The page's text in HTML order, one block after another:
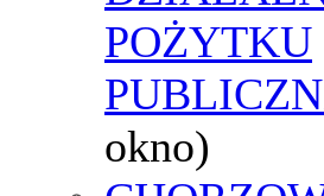
POŻYTKU
okno)